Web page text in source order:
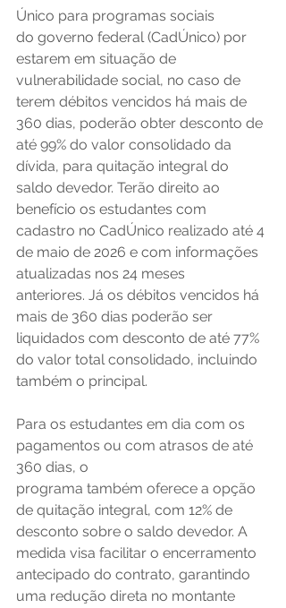
Único para programas sociais
do governo federal (CadÚnico) por
estarem em situação de
vulnerabilidade social, no caso de
terem débitos vencidos há mais de
360 dias, poderão obter desconto de
até 99% do valor consolidado da
dívida, para quitação integral do
saldo devedor. Terão direito ao
benefício os estudantes com
cadastro no CadÚnico realizado até 4
de maio de 2026 e com informações
atualizadas nos 24 meses
anteriores. Já os débitos vencidos há
mais de 360 dias poderão ser
liquidados com desconto de até 77%
do valor total consolidado, incluindo
também o principal.
Para os estudantes em dia com os
pagamentos ou com atrasos de até
360 dias, o
programa também oferece a opção
de quitação integral, com 12% de
desconto sobre o saldo devedor. A
medida visa facilitar o encerramento
antecipado do contrato, garantindo
uma redução direta no montante